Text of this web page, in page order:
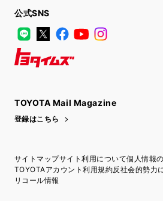
公式SNS
LINE
X FacebookYouTube
TOYOTA Mail Magazine
登録はこちら
サイトマップサイト利用について個人情報
TOYOTAアカウント利用規約反社会的勢力
リコール情報